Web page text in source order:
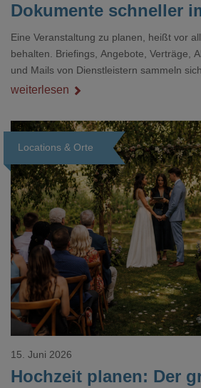
Dokumente schneller
Eine Veranstaltung zu planen, heißt vor
behalten. Briefings, Angebote, Verträge,
und Mails von Dienstleistern sammeln
unübersichtlichen Stapel. Wer schon
Dokument gesucht hat, kennt das
weiterlesen
Locations & Orte
Loading...
Hochzeit planen: Der
15. Juni 2026